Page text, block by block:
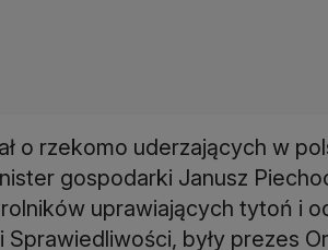
o rzekomo uderzających w
gospodarki Janusz
uprawiających tytoń i
Sprawiedliwości, były prezes